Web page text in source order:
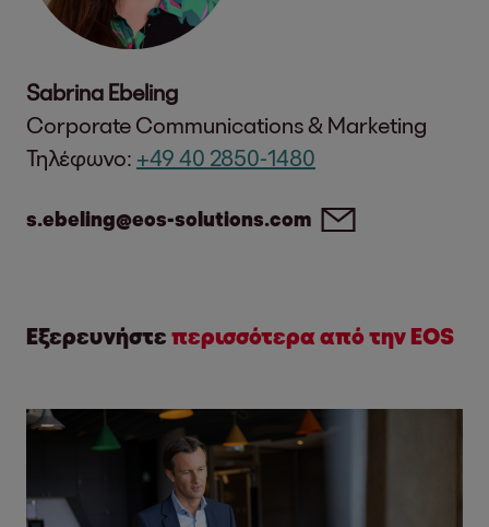
Sabrina Ebeling
Corporate Communications & Marketing
Τηλέφωνο: +49 40 2850-1480
s.ebeling@eos-solutions.com
Εξερευνήστε περισσότερα από την EOS